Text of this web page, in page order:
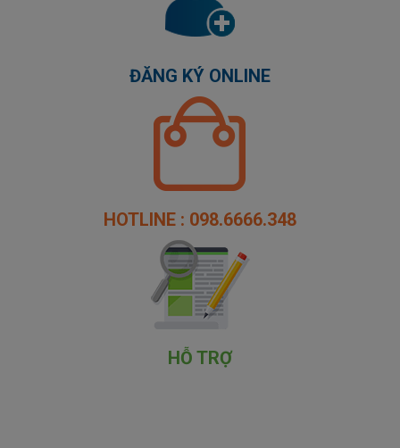
ĐĂNG KÝ ONLINE
HOTLINE : 098.6666.348
HỖ TRỢ